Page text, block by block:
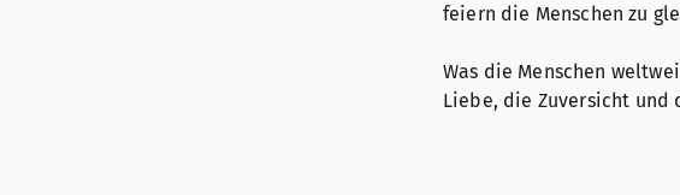
feiern die Menschen zu
Was die Menschen
Liebe, die Zuversicht und